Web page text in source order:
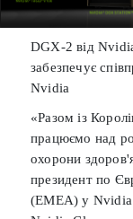
DGX-2 від
забезпечує
Nvidia
«Разом із
працюємо над
охорони
президент по
(EMEA) у